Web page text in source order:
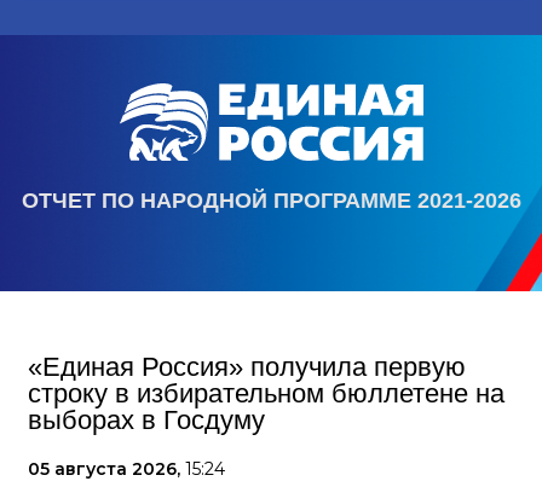
ОТЧЕТ ПО НАРОДНОЙ ПРОГРАММЕ 2021-2026
«Единая Россия» получила первую
строку в избирательном бюллетене на
выборах в Госдуму
05 августа 2026, 15:24